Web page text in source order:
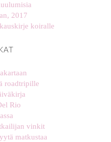
2017
koiralle
roadtripille
Rio
vinkit
matkustaa